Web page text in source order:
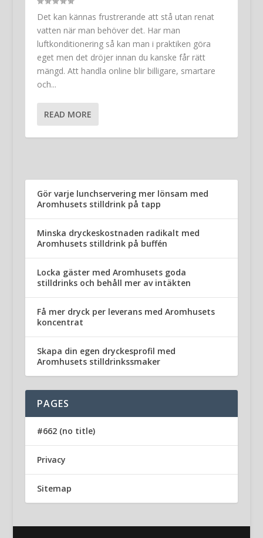
Det kan kännas frustrerande att stå utan renat
vatten när man behöver det. Har man
luftkonditionering så kan man i praktiken göra
eget men det dröjer innan du kanske får rätt
mängd. Att handla online blir billigare, smartare
och...
READ MORE
Gör varje lunchservering mer lönsam med
Aromhusets stilldrink på tapp
Minska dryckeskostnaden radikalt med
Aromhusets stilldrink på buffén
Locka gäster med Aromhusets goda
stilldrinks och behåll mer av intäkten
Få mer dryck per leverans med Aromhusets
koncentrat
Skapa din egen dryckesprofil med
Aromhusets stilldrinkssmaker
PAGES
#662 (no title)
Privacy
Sitemap